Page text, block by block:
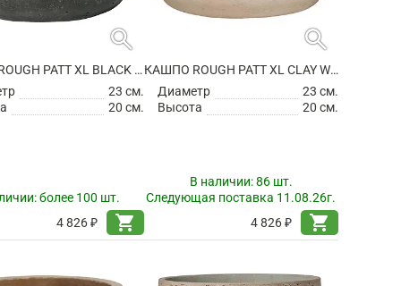
search
КАШПО ROUGH PATT XL BLACK WASHED
23 см.
20 см.
более 100 шт.
4 826 ₽
shopping_cart
search
КАШПО ROUGH PATT XL CLAY WASHED
Диаметр
23 см.
Высота
20 см.
В наличии:86 шт.
Следующая поставка 11.08.26г.
4 826 ₽
shopping_cart